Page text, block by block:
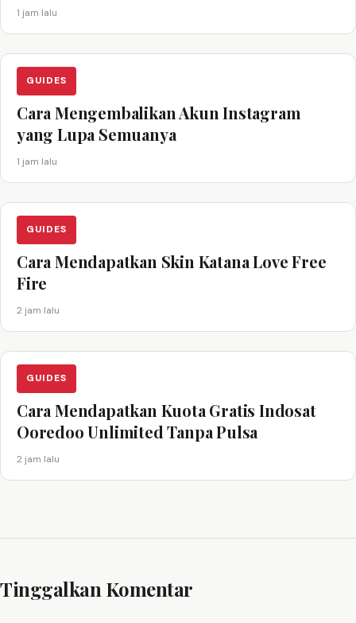
1 jam lalu
GUIDES
Cara Mengembalikan Akun Instagram
yang Lupa Semuanya
1 jam lalu
GUIDES
Cara Mendapatkan Skin Katana Love Free
Fire
2 jam lalu
GUIDES
Cara Mendapatkan Kuota Gratis Indosat
Ooredoo Unlimited Tanpa Pulsa
2 jam lalu
Tinggalkan Komentar